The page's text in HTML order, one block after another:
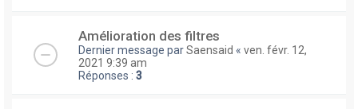
Amélioration des filtres
Dernier message parSaensaid « ven. févr. 12,
2021 9:39 am
Réponses : 3